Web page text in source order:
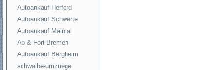
Autoankauf Herford
Autoankauf Schwerte
Autoankauf Maintal
Ab & Fort Bremen
Autoankauf Bergheim
schwalbe-umzuege